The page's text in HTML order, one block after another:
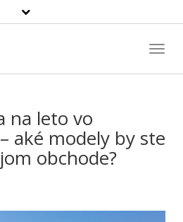
Szukaj
produktu
na leto vo
aké modely by ste
obchode?